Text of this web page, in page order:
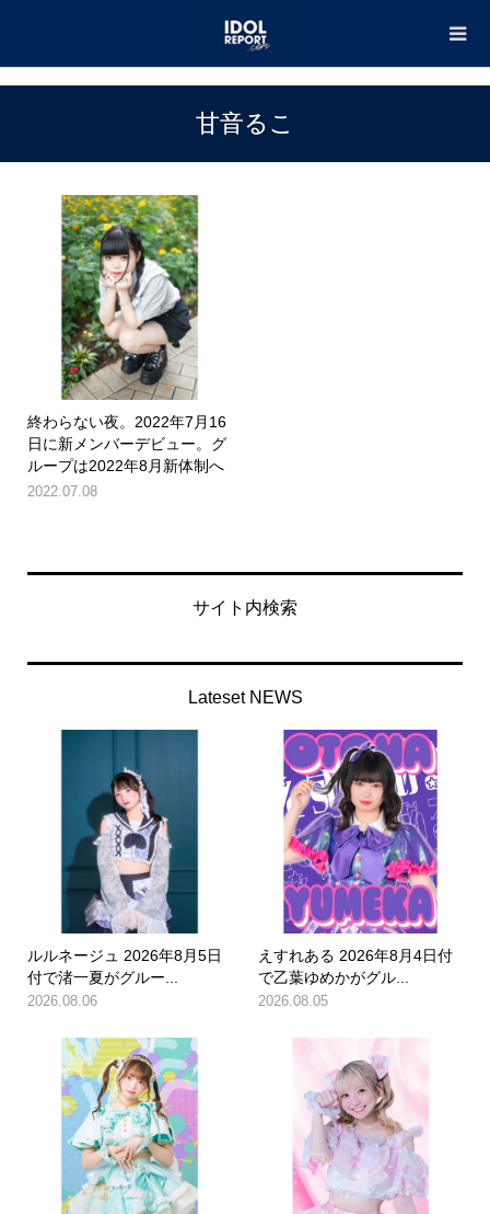
甘音るこ
終わらない夜。2022年7月16
日に新メンバーデビュー。グ
ループは2022年8月新体制へ
2022.07.08
サイト内検索
Lateset NEWS
ルルネージュ 2026年8月5日
付で渚一夏がグルー...
2026.08.06
えすれある 2026年8月4日付
で乙葉ゆめかがグル...
2026.08.05